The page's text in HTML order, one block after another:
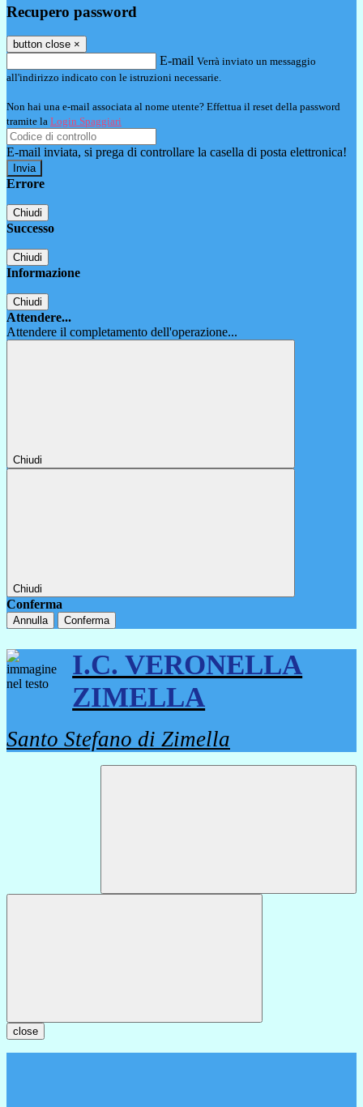
Recupero password
button close ×
E-mail Verrà inviato un messaggio
all'indirizzo indicato con le istruzioni necessarie.
Non hai una e-mail associata al nome utente? Effettua il reset della password
tramite la Login Spaggiari
E-mail inviata, si prega di controllare la casella di posta elettronica!
Errore
Chiudi
Successo
Chiudi
Informazione
Chiudi
Attendere...
Attendere il completamento dell'operazione...
Chiudi
Chiudi
Conferma
Annulla Conferma
I.C. VERONELLA
ZIMELLA
Santo Stefano di Zimella
close